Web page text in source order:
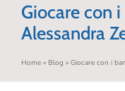
Newsletter
Contatti
Giocare con
Alessandra
Home» Blog » Giocare con i